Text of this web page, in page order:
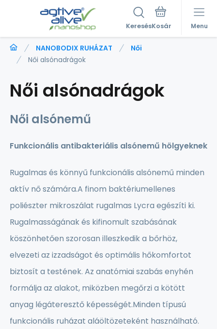
Keresés Menu
NANOBODIX RUHÁZAT
Női
Női alsónadrágok
Női alsónadrágok
Női alsónemű
Funkcionális antibakteriális alsónemű hölgyeknek
Rugalmas és könnyű funkcionális alsónemű minden
aktív nő számára.A finom baktériumellenes
poliészter mikroszálat rugalmas Lycra egészíti ki.
Rugalmasságának és kifinomult szabásának
köszönhetően szorosan illeszkedik a bőrhöz,
elvezeti az izzadságot és optimális hőkomfortot
biztosít a testének. Az anatómiai szabás enyhén
formálja az alakot, miközben megőrzi a kötött
anyag légáteresztő képességét.Minden típusú
funkcionális ruházat aláöltözeteként használható.